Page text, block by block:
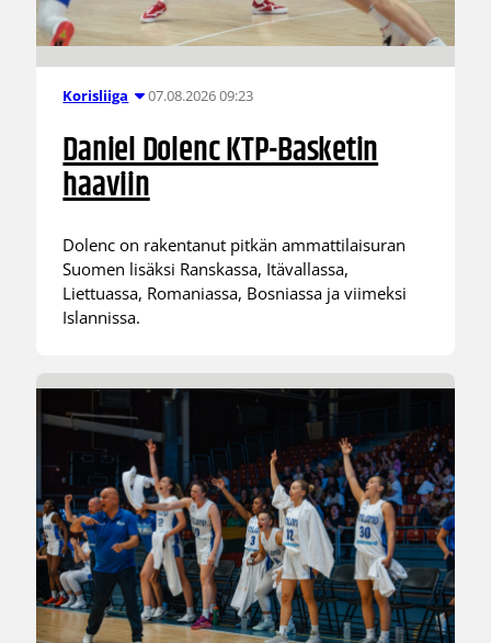
Korisliiga 07.08.2026 09:23
Daniel Dolenc KTP-Basketin
haaviin
Dolenc on rakentanut pitkän ammattilaisuran
Suomen lisäksi Ranskassa, Itävallassa,
Liettuassa, Romaniassa, Bosniassa ja viimeksi
Islannissa.